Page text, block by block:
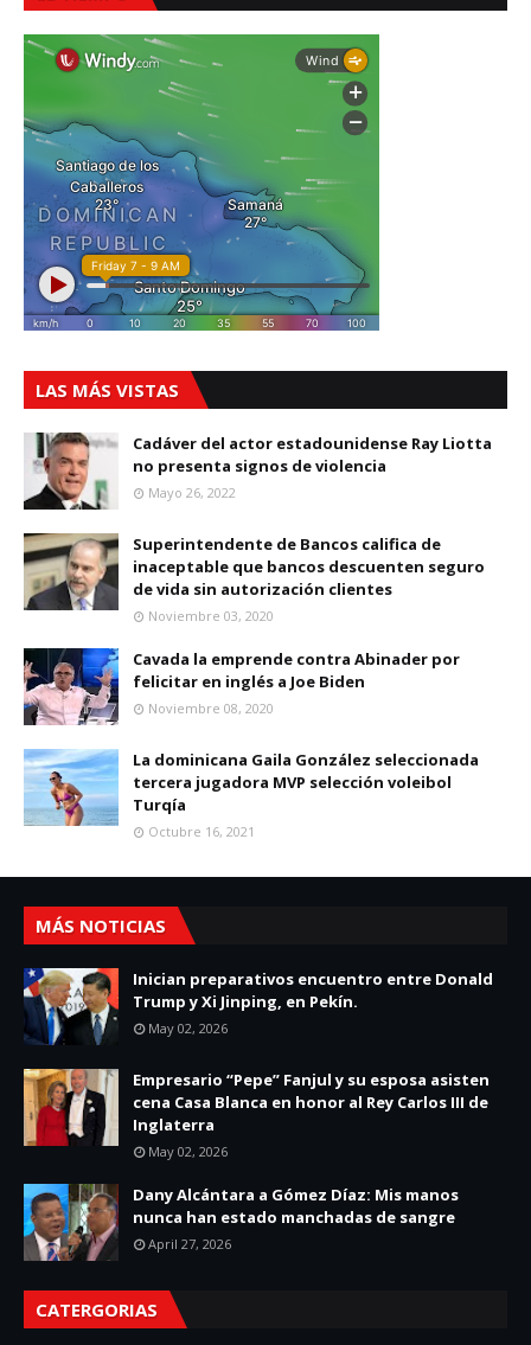
LAS MÁS VISTAS
Cadáver del actor estadounidense Ray Liotta
no presenta signos de violencia
Mayo 26, 2022
Superintendente de Bancos califica de
inaceptable que bancos descuenten seguro
de vida sin autorización clientes
Noviembre 03, 2020
Cavada la emprende contra Abinader por
felicitar en inglés a Joe Biden
Noviembre 08, 2020
La dominicana Gaila González seleccionada
tercera jugadora MVP selección voleibol
Turqía
Octubre 16, 2021
MÁS NOTICIAS
Inician preparativos encuentro entre Donald
Trump y Xi Jinping, en Pekín.
May 02, 2026
Empresario “Pepe” Fanjul y su esposa asisten
cena Casa Blanca en honor al Rey Carlos III de
Inglaterra
May 02, 2026
Dany Alcántara a Gómez Díaz: Mis manos
nunca han estado manchadas de sangre
April 27, 2026
CATERGORIAS